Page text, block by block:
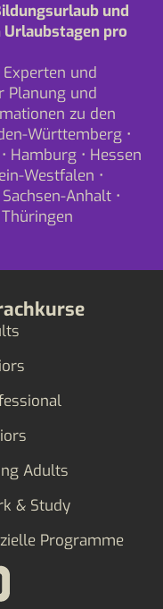
und
pro
und
Planung und
zu den
Württemberg•
• Hamburg • Hessen
Westfalen •
Sachsen-Anhalt •
Thüringen
Adults
& Study
Programme